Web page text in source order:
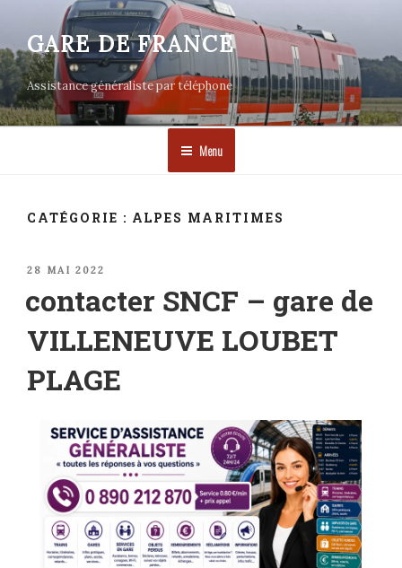
contenu
principal
GARE DE FRANCE
Assistance généraliste par téléphone
Menu
CATÉGORIE : ALPES MARITIMES
PUBLIÉ
28 MAI 2022
contacter SNCF – gare de
VILLENEUVE LOUBET
PLAGE